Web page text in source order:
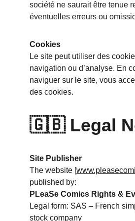
société ne saurait être tenue
éventuelles erreurs ou
Cookies
Le site peut utiliser des
navigation ou d’analyse. En
naviguer sur le site, vous
des cookies.
🇬🇧 Legal
Site Publisher
The website [
published by:
PLeaSe Comics Rights &
Legal form: SAS – French
stock company